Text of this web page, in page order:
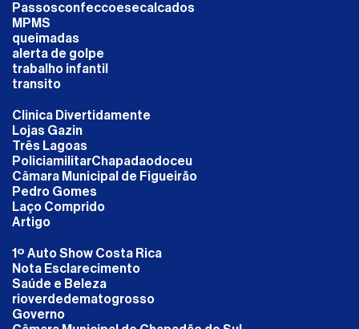
Passosconfeccoesecalcados
MPMS
queimadas
alerta de golpe
trabalho infantil
transito
Clinica Divertidamente
Lojas Gazin
Três Lagoas
PoliciamilitarChapadaodoceu
Câmara Municipal de Figueirão
Pedro Gomes
Laço Comprido
Artigo
1º Auto Show Costa Rica
Nota Esclarecimento
Saúde e Beleza
rioverdedematogrosso
Governo